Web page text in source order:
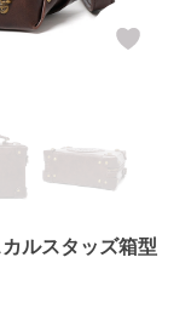
ルスタッズ箱型